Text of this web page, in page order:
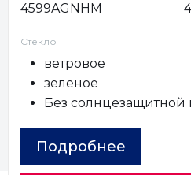
4599AGNHM
Стекло
ветровое
зеленое
Без солнцезащитной
Подробнее